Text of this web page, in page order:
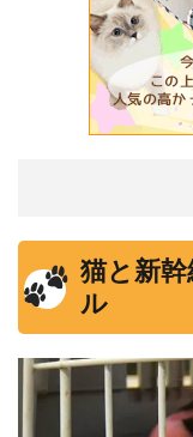
猫と新
ル